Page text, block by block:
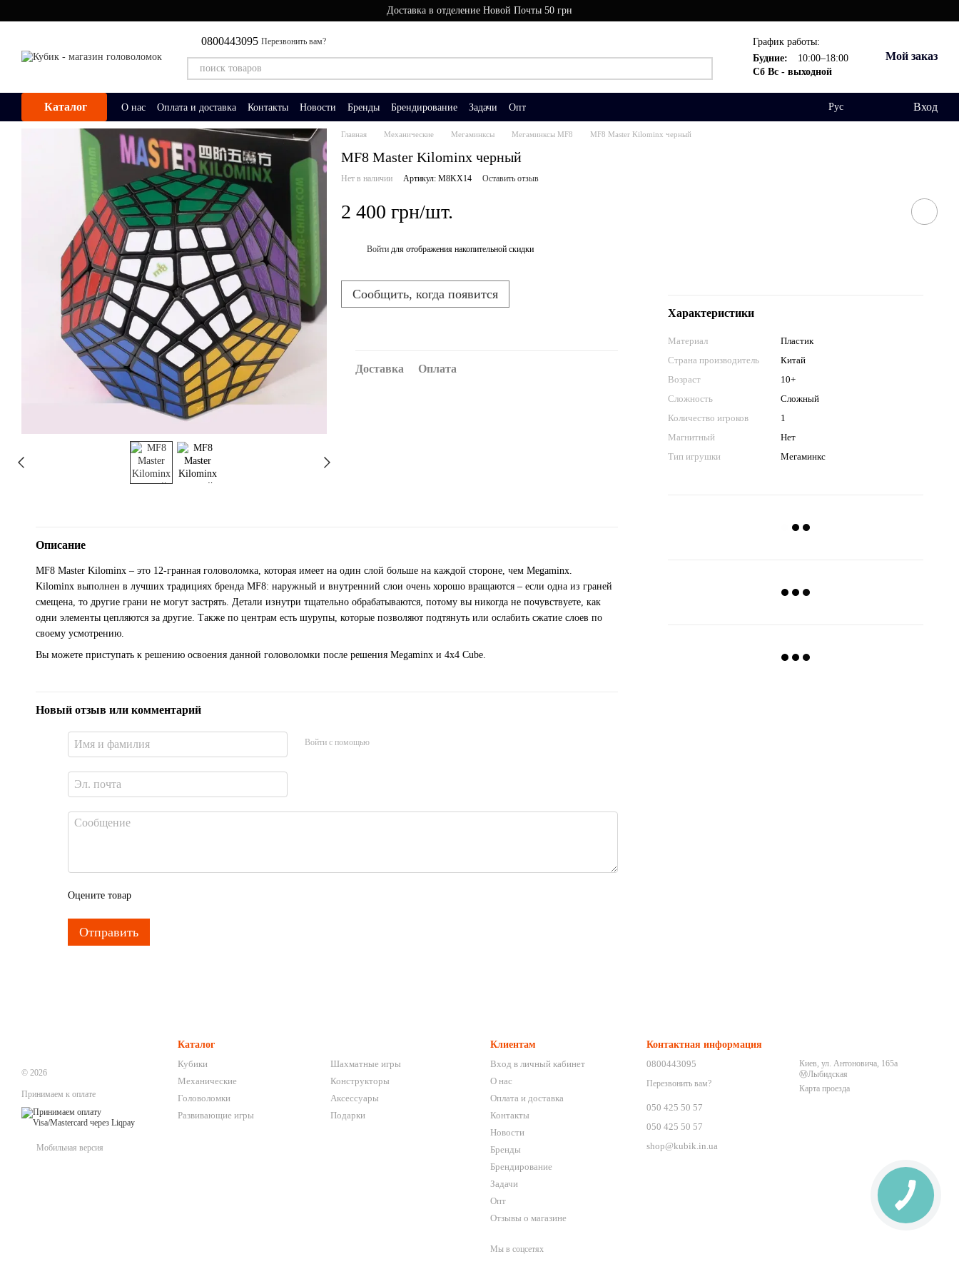
Доставка в отделение Новой Почты 50 грн
0800443095 Перезвонить вам?
График работы:
Будние:
10:00–18:00
Сб Вс - выходной
Мой заказ
Каталог О нас Оплата и доставка Контакты Новости Бренды Брендирование Задачи Опт Рус Вход
Главная Механические Мегаминксы Мегаминксы MF8 MF8 Master Kilominx черный
MF8 Master Kilominx черный
Нет в наличии Артикул: M8KX14 Оставить отзыв
2 400 грн/шт.
Войти для отображения накопительной скидки
Сообщить, когда появится
Доставка Оплата
Характеристики
Материал
Пластик
Страна производитель
Китай
Возраст
10+
Сложность
Сложный
Количество игроков
1
Магнитный
Нет
Тип игрушки
Мегаминкс
Описание
MF8 Master Kilominx – это 12-гранная головоломка, которая имеет на один слой больше на каждой стороне, чем Megaminx.
Kilominx выполнен в лучших традициях бренда MF8: наружный и внутренний слои очень хорошо вращаются – если одна из граней
смещена, то другие грани не могут застрять. Детали изнутри тщательно обрабатываются, потому вы никогда не почувствуете, как
одни элементы цепляются за другие. Также по центрам есть шурупы, которые позволяют подтянуть или ослабить сжатие слоев по
своему усмотрению.
Вы можете приступать к решению освоения данной головоломки после решения Megaminx и 4x4 Cube.
Новый отзыв или комментарий
Войти с помощью
Оцените товар
Отправить
© 2026
Принимаем к оплате
Мобильная версия
Каталог
Кубики
Механические
Головоломки
Развивающие игры
Шахматные игры
Конструкторы
Аксессуары
Подарки
Клиентам
Вход в личный кабинет
О нас
Оплата и доставка
Контакты
Новости
Бренды
Брендирование
Задачи
Опт
Отзывы о магазине
Мы в соцсетях
Контактная информация
0800443095
Перезвонить вам?
050 425 50 57
050 425 50 57
shop@kubik.in.ua
Киев, ул. Антоновича, 165а
Ⓜ️Лыбидская
Карта проезда